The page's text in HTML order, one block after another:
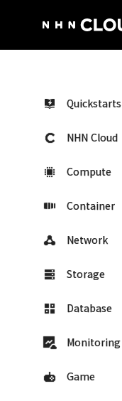
Quickstarts
NHN Cloud
Compute
Container
Network
Storage
Database
Monitoring
Game